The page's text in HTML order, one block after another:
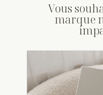
Vous
marque